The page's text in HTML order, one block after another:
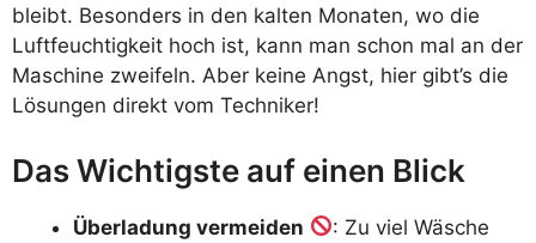
bleibt. Besonders in den kalten Monaten, wo die
Luftfeuchtigkeit hoch ist, kann man schon mal an der
Maschine zweifeln. Aber keine Angst, hier gibt’s die
Lösungen direkt vom Techniker!
Das Wichtigste auf einen Blick
Überladung vermeiden
: Zu viel Wäsche